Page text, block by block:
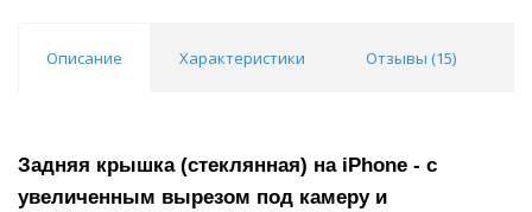
Описание Характеристики Отзывы (15)
Задняя крышка (стеклянная) на iPhone - с
увеличенным вырезом под камеру и